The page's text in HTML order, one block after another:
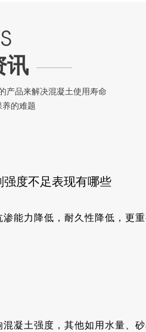
讯
度不足表现有哪些
能力降低，耐久性降低，更
凝土强度，其他如用水量、